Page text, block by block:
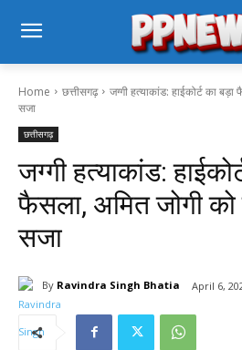
Home छत्तीसगढ़
जग्गी हत्याकांड: हाईकोर्ट का
सजा
छत्तीसगढ़
जग्गी हत्याकांड:
फैसला, अमित जोगी
सजा
By Ravindra Singh Bhatia April 6,